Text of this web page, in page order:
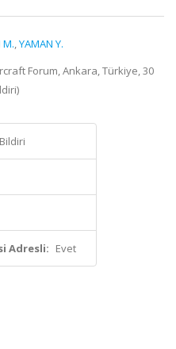
M.,YAMAN Y.
Forum, Ankara, Türkiye, 30
Adresli: Evet